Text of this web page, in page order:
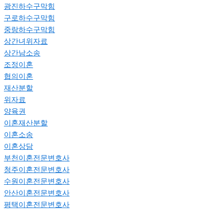
광진하수구막힘
구로하수구막힘
중랑하수구막힘
상간녀위자료
상간남소송
조정이혼
협의이혼
재산분할
위자료
양육권
이혼재산분할
이혼소송
이혼상담
부천이혼전문변호사
청주이혼전문변호사
수원이혼전문변호사
안산이혼전문변호사
평택이혼전문변호사